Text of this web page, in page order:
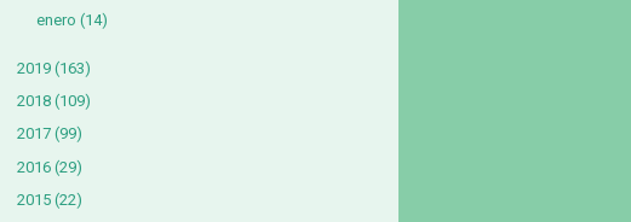
enero (14)
2019 (163)
2018 (109)
2017 (99)
2016 (29)
2015 (22)